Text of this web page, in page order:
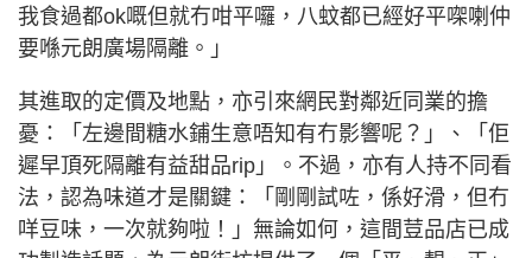
我食過都ok嘅但就冇咁平囉，八蚊都已經好平㗎喇仲
要喺元朗廣場隔離。」
其進取的定價及地點，亦引來網民對鄰近同業的擔
憂：「左邊間糖水鋪生意唔知有冇影響呢？」、「佢
遲早頂死隔離有益甜品rip」。不過，亦有人持不同看
法，認為味道才是關鍵：「剛剛試咗，係好滑，但冇
咩豆味，一次就夠啦！」無論如何，這間荳品店已成